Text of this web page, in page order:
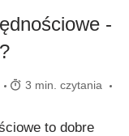
-
3 min. czytania
to dobre